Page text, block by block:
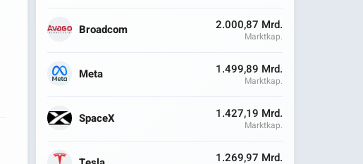
Broadcom 2.000,87 Mrd.
Marktkap.
Meta 1.499,89 Mrd.
Marktkap.
SpaceX 1.427,19 Mrd.
Marktkap.
1.269,97 Mrd.